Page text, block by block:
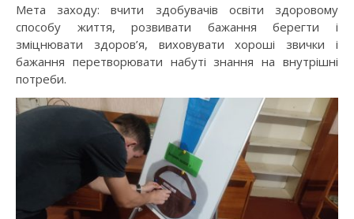
Мета заходу: вчити здобувачів освіти здоровому
способу життя, розвивати бажання берегти і
зміцнювати здоров’я, виховувати хороші звички і
бажання перетворювати набуті знання на внутрішні
потреби.